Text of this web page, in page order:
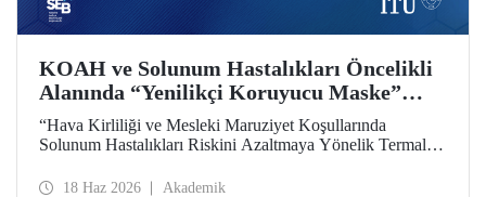
KOAH ve Solunum Hastalıkları Öncelikli
Alanında “Yenilikçi Koruyucu Maske”
Projesine TÜSEB Desteği
“Hava Kirliliği ve Mesleki Maruziyet Koşullarında
Solunum Hastalıkları Riskini Azaltmaya Yönelik Termal
Sisteminin Geliştirilmesi” başlıklı proje, Türkiye Sağlık
18 Haz 2026 Akademik